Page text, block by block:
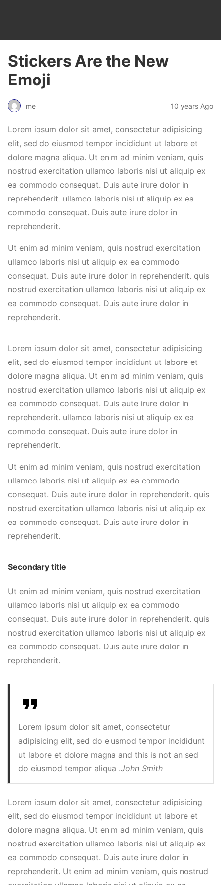
Stickers Are the New
Emoji
me 10 years Ago
Lorem ipsum dolor sit amet, consectetur adipisicing
elit, sed do eiusmod tempor incididunt ut labore et
dolore magna aliqua. Ut enim ad minim veniam, quis
nostrud exercitation ullamco laboris nisi ut aliquip ex
ea commodo consequat. Duis aute irure dolor in
reprehenderit. ullamco laboris nisi ut aliquip ex ea
commodo consequat. Duis aute irure dolor in
reprehenderit.
Ut enim ad minim veniam, quis nostrud exercitation
ullamco laboris nisi ut aliquip ex ea commodo
consequat. Duis aute irure dolor in reprehenderit. quis
nostrud exercitation ullamco laboris nisi ut aliquip ex
ea commodo consequat. Duis aute irure dolor in
reprehenderit.
Lorem ipsum dolor sit amet, consectetur adipisicing
elit, sed do eiusmod tempor incididunt ut labore et
dolore magna aliqua. Ut enim ad minim veniam, quis
nostrud exercitation ullamco laboris nisi ut aliquip ex
ea commodo consequat. Duis aute irure dolor in
reprehenderit. ullamco laboris nisi ut aliquip ex ea
commodo consequat. Duis aute irure dolor in
reprehenderit.
Ut enim ad minim veniam, quis nostrud exercitation
ullamco laboris nisi ut aliquip ex ea commodo
consequat. Duis aute irure dolor in reprehenderit. quis
nostrud exercitation ullamco laboris nisi ut aliquip ex
ea commodo consequat. Duis aute irure dolor in
reprehenderit.
Secondary title
Ut enim ad minim veniam, quis nostrud exercitation
ullamco laboris nisi ut aliquip ex ea commodo
consequat. Duis aute irure dolor in reprehenderit. quis
nostrud exercitation ullamco laboris nisi ut aliquip ex
ea commodo consequat. Duis aute irure dolor in
reprehenderit.
Lorem ipsum dolor sit amet, consectetur
adipisicing elit, sed do eiusmod tempor incididunt
ut labore et dolore magna and this is not an sed
do eiusmod tempor aliqua .John Smith
Lorem ipsum dolor sit amet, consectetur adipisicing
elit, sed do eiusmod tempor incididunt ut labore et
dolore magna aliqua. Ut enim ad minim veniam, quis
nostrud exercitation ullamco laboris nisi ut aliquip ex
ea commodo consequat. Duis aute irure dolor in
reprehenderit. Ut enim ad minim veniam, quis nostrud